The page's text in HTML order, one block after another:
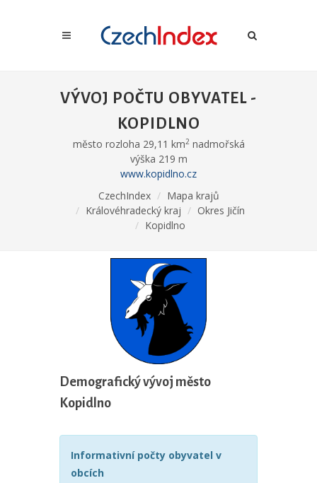
VÝVOJ POČTU OBYVATEL -
KOPIDLNO
město rozloha 29,11 km2nadmořská
výška 219 m
www.kopidlno.cz
CzechIndex
Mapa krajů
Královéhradecký kraj
Okres Jičín
Kopidlno
Demografický vývoj město
Kopidlno
Informativní počty obyvatel v
obcích